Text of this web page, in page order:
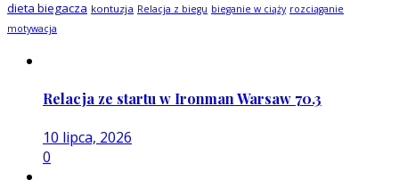
dieta biegacza kontuzja Relacja z biegu bieganie w ciąży rozciąganie
motywacja
Relacja ze startu w Ironman Warsaw 70.3
10 lipca, 2026
0